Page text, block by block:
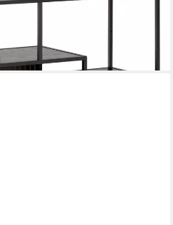
Regal, Raumteiler, schwarzer
Breite 114 cm